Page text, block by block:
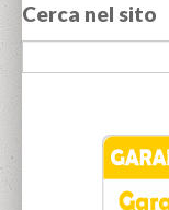
Cerca nel sito